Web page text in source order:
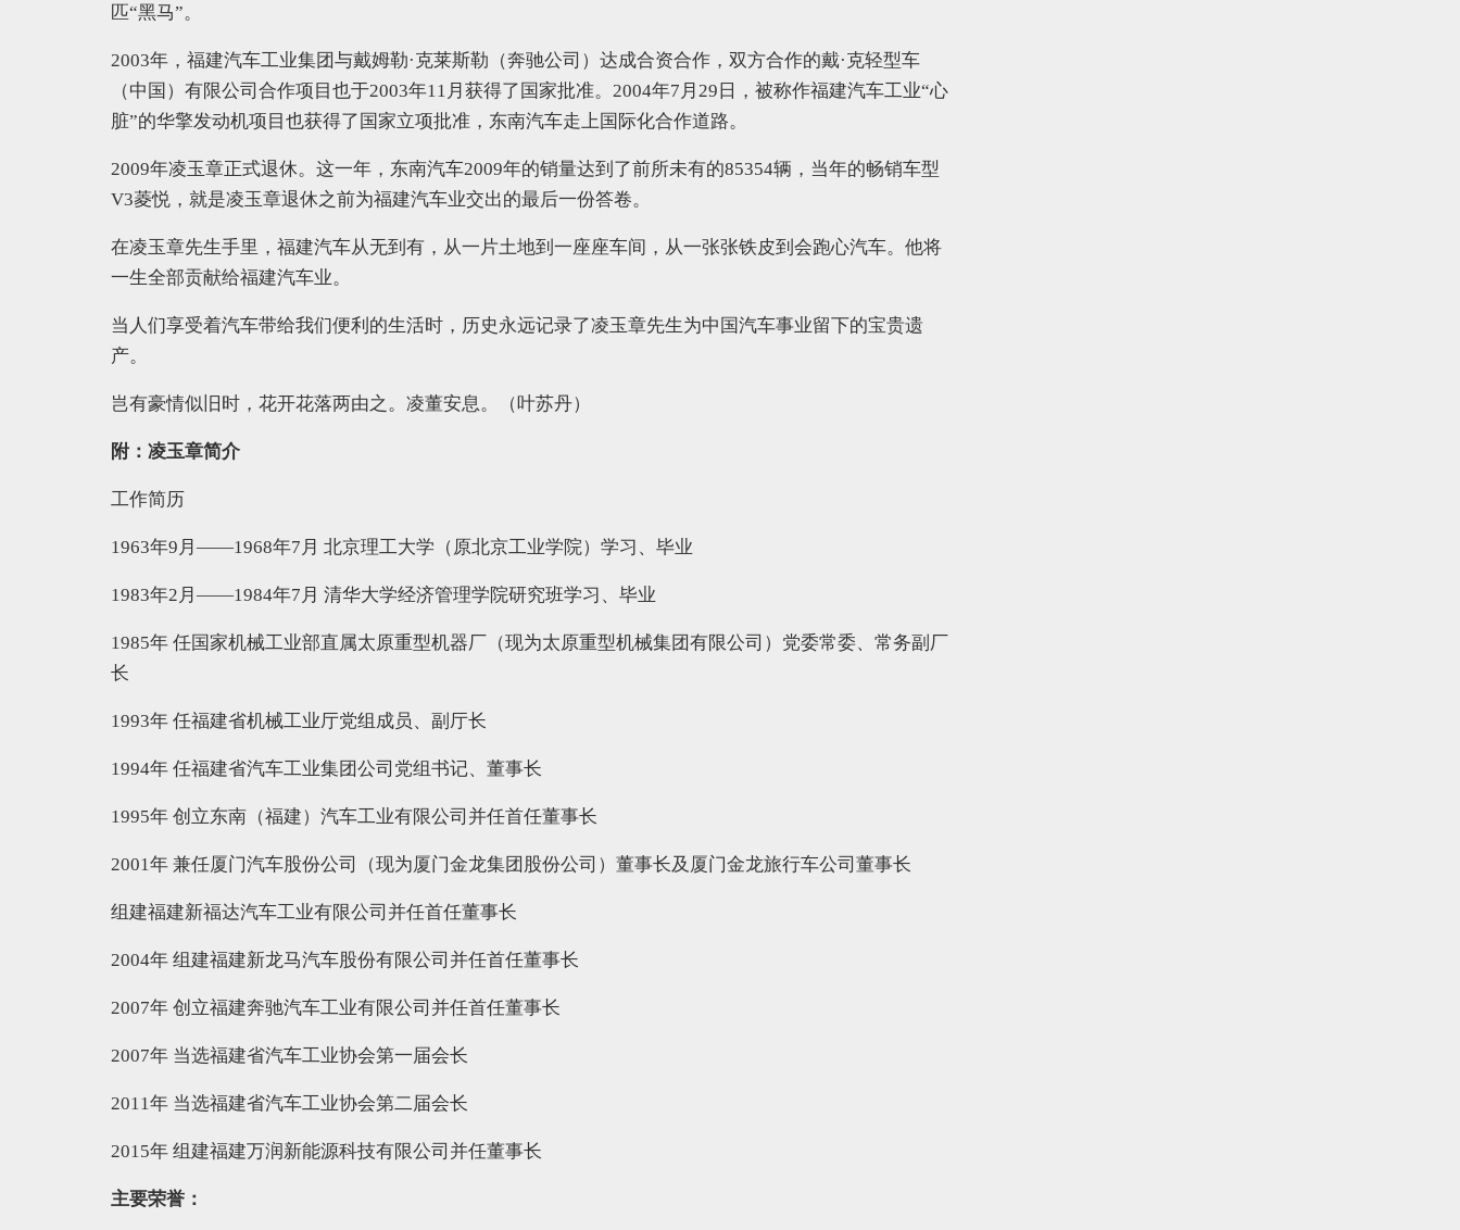
匹“黑马”。
2003年，福建汽车工业集团与戴姆勒·克莱斯勒（奔驰公司）达成合资合作，双方合作的戴·克轻型车
（中国）有限公司合作项目也于2003年11月获得了国家批准。2004年7月29日，被称作福建汽车工业“心
脏”的华擎发动机项目也获得了国家立项批准，东南汽车走上国际化合作道路。
2009年凌玉章正式退休。这一年，东南汽车2009年的销量达到了前所未有的85354辆，当年的畅销车型
V3菱悦，就是凌玉章退休之前为福建汽车业交出的最后一份答卷。
在凌玉章先生手里，福建汽车从无到有，从一片土地到一座座车间，从一张张铁皮到会跑心汽车。他将
一生全部贡献给福建汽车业。
当人们享受着汽车带给我们便利的生活时，历史永远记录了凌玉章先生为中国汽车事业留下的宝贵遗
产。
岂有豪情似旧时，花开花落两由之。凌董安息。（叶苏丹）
附：凌玉章简介
工作简历
1963年9月——1968年7月 北京理工大学（原北京工业学院）学习、毕业
1983年2月——1984年7月 清华大学经济管理学院研究班学习、毕业
1985年 任国家机械工业部直属太原重型机器厂（现为太原重型机械集团有限公司）党委常委、常务副厂
长
1993年 任福建省机械工业厅党组成员、副厅长
1994年 任福建省汽车工业集团公司党组书记、董事长
1995年 创立东南（福建）汽车工业有限公司并任首任董事长
2001年 兼任厦门汽车股份公司（现为厦门金龙集团股份公司）董事长及厦门金龙旅行车公司董事长
组建福建新福达汽车工业有限公司并任首任董事长
2004年 组建福建新龙马汽车股份有限公司并任首任董事长
2007年 创立福建奔驰汽车工业有限公司并任首任董事长
2007年 当选福建省汽车工业协会第一届会长
2011年 当选福建省汽车工业协会第二届会长
2015年 组建福建万润新能源科技有限公司并任董事长
主要荣誉：